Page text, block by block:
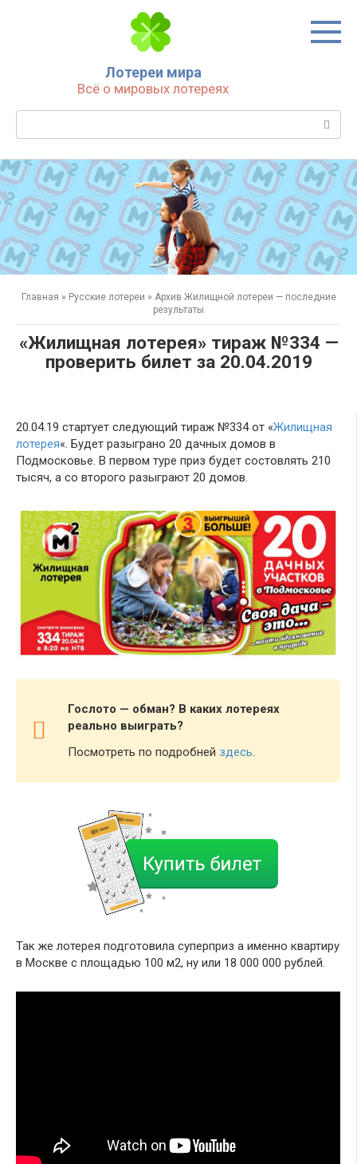
Лотереи мира
Всё о мировых лотереях
Поиск:
Главная » Русские лотереи » Архив Жилищной лотереи — последние
результаты
«Жилищная лотерея» тираж №334 —
проверить билет за 20.04.2019
20.04.19 стартует следующий тираж №334 от «Жилищная
лотерея«. Будет разыграно 20 дачных домов в
Подмосковье. В первом туре приз будет состовлять 210
тысяч, а со второго разыграют 20 домов.
Гослото — обман? В каких лотереях
реально выиграть?
Посмотреть по подробней здесь
Так же лотерея подготовила суперприз а именно квартиру
в Москве с площадью 100 м2, ну или 18 000 000 рублей.